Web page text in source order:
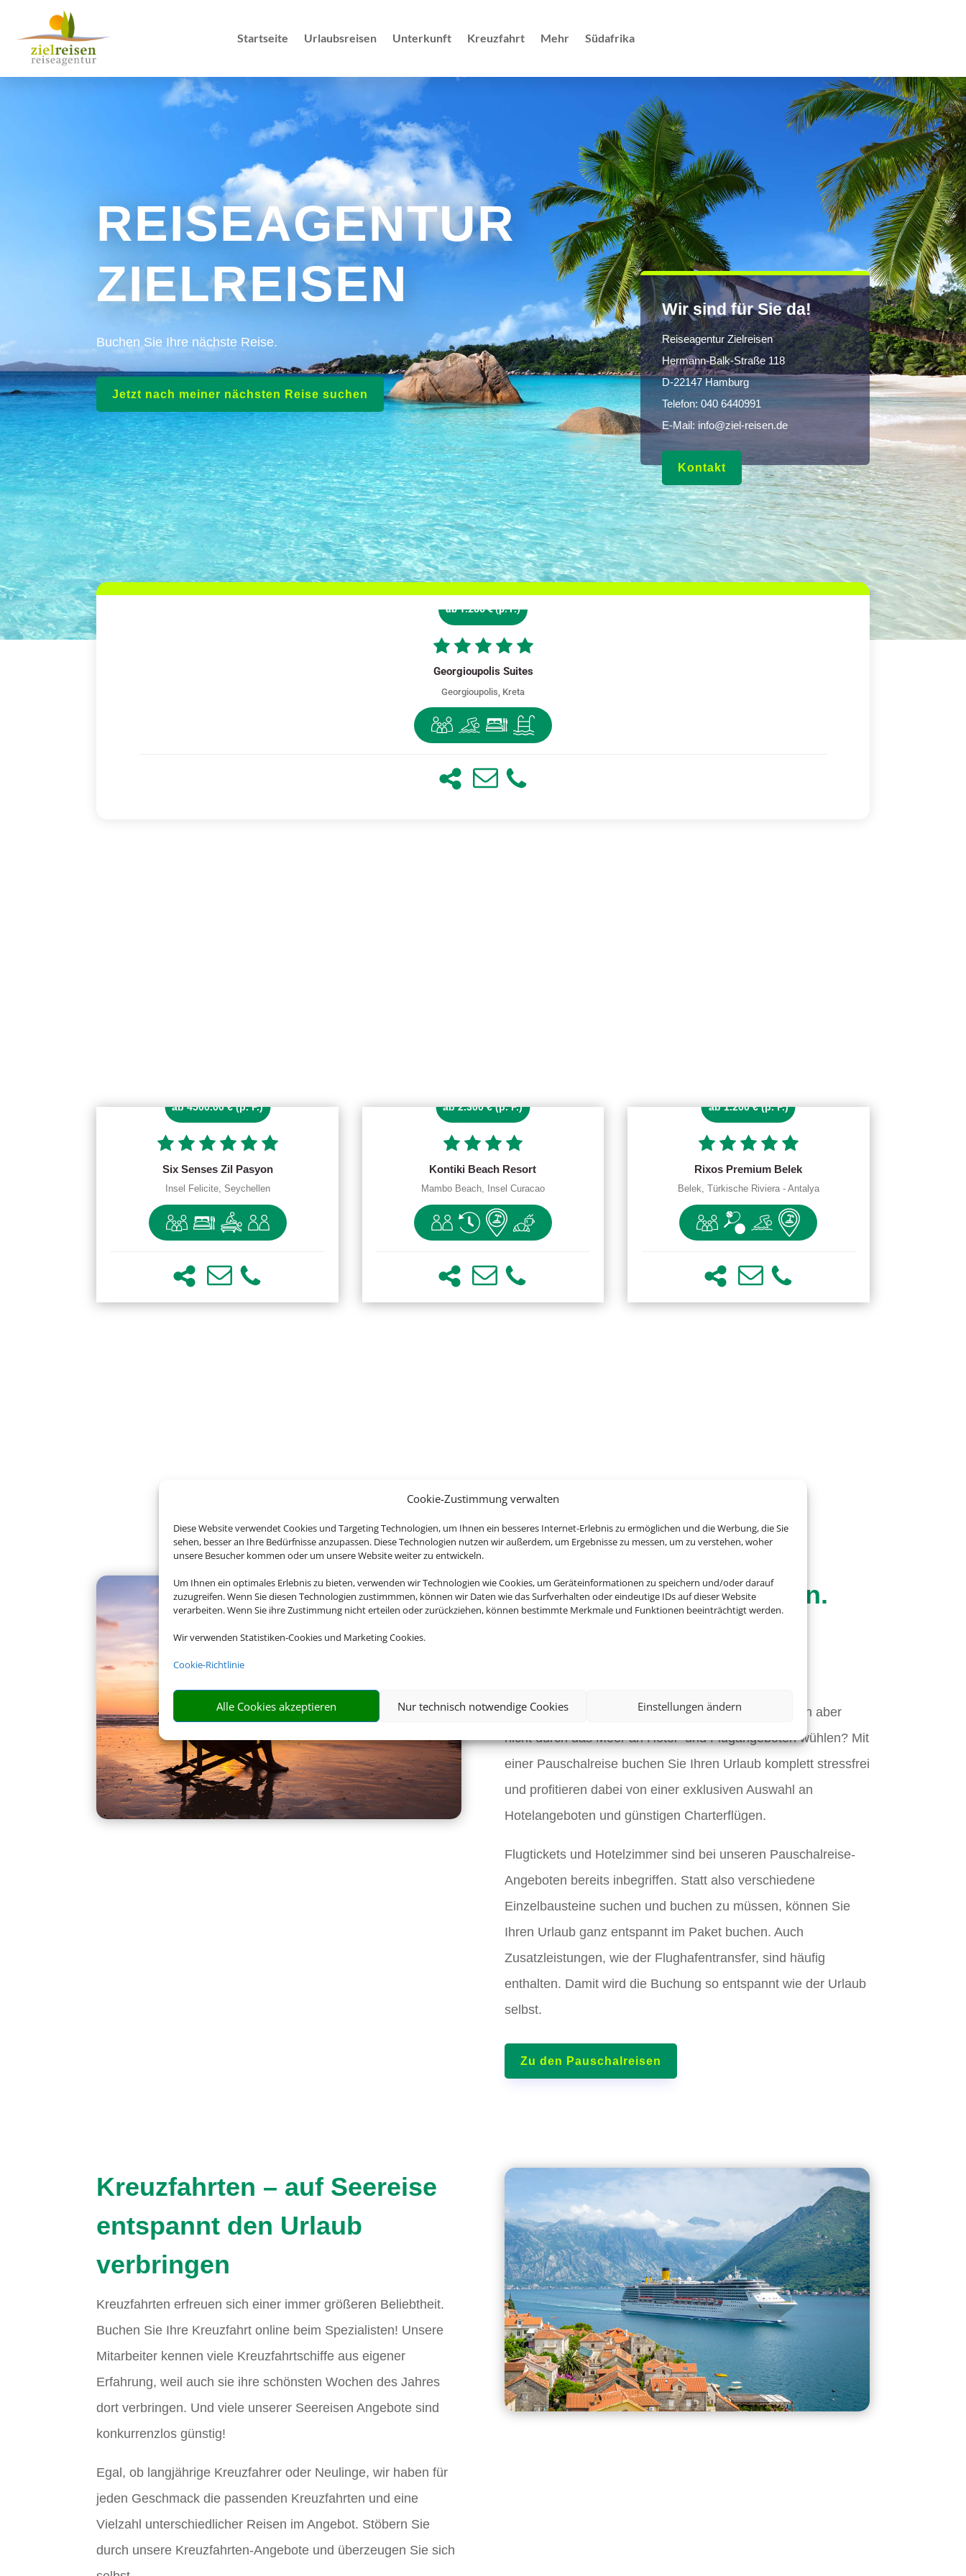
Cookie-Zustimmung verwalten
Diese Website verwendet Cookies und Targeting Technologien, um Ihnen ein besseres Internet-Erlebnis zu ermöglichen und die Werbung, die Sie
sehen, besser an Ihre Bedürfnisse anzupassen. Diese Technologien nutzen wir außerdem, um Ergebnisse zu messen, um zu verstehen, woher
unsere Besucher kommen oder um unsere Website weiter zu entwickeln.
Um Ihnen ein optimales Erlebnis zu bieten, verwenden wir Technologien wie Cookies, um Geräteinformationen zu speichern und/oder darauf
zuzugreifen. Wenn Sie diesen Technologien zustimmmen, können wir Daten wie das Surfverhalten oder eindeutige IDs auf dieser Website
verarbeiten. Wenn Sie ihre Zustimmung nicht erteilen oder zurückziehen, können bestimmte Merkmale und Funktionen beeinträchtigt werden.
Wir verwenden Statistiken-Cookies und Marketing Cookies.
Cookie-Richtlinie
Alle Cookies akzeptieren Nur technisch notwendige Cookies Einstellungen ändern
Startseite Urlaubsreisen Unterkunft Kreuzfahrt Mehr Südafrika
REISEAGENTUR
ZIELREISEN
Buchen Sie Ihre nächste Reise.
Jetzt nach meiner nächsten Reise suchen
Wir sind für Sie da!
Reiseagentur Zielreisen
Hermann-Balk-Straße 118
D-22147 Hamburg
Telefon: 040 6440991
E-Mail: info@ziel-reisen.de
Kontakt
ab 1.200 € (p. P.)
Georgioupolis Suites
Georgioupolis, Kreta
ab 4500.00 € (p. P.)
Six Senses Zil Pasyon
Insel Felicite, Seychellen
ab 2.300 € (p. P.)
Kontiki Beach Resort
Mambo Beach, Insel Curacao
ab 1.200 € (p. P.)
Rixos Premium Belek
Belek, Türkische Riviera - Antalya
Eine Buchung – alles drin.
Sie freuen sich bereits auf Ihren Urlaub, möchten sich aber
nicht durch das Meer an Hotel- und Flugangeboten wühlen? Mit
einer Pauschalreise buchen Sie Ihren Urlaub komplett stressfrei
und profitieren dabei von einer exklusiven Auswahl an
Hotelangeboten und günstigen Charterflügen.
Flugtickets und Hotelzimmer sind bei unseren Pauschalreise-
Angeboten bereits inbegriffen. Statt also verschiedene
Einzelbausteine suchen und buchen zu müssen, können Sie
Ihren Urlaub ganz entspannt im Paket buchen. Auch
Zusatzleistungen, wie der Flughafentransfer, sind häufig
enthalten. Damit wird die Buchung so entspannt wie der Urlaub
selbst.
Zu den Pauschalreisen
Kreuzfahrten – auf Seereise
entspannt den Urlaub
verbringen
Kreuzfahrten erfreuen sich einer immer größeren Beliebtheit.
Buchen Sie Ihre Kreuzfahrt online beim Spezialisten! Unsere
Mitarbeiter kennen viele Kreuzfahrtschiffe aus eigener
Erfahrung, weil auch sie ihre schönsten Wochen des Jahres
dort verbringen. Und viele unserer Seereisen Angebote sind
konkurrenzlos günstig!
Egal, ob langjährige Kreuzfahrer oder Neulinge, wir haben für
jeden Geschmack die passenden Kreuzfahrten und eine
Vielzahl unterschiedlicher Reisen im Angebot. Stöbern Sie
durch unsere Kreuzfahrten-Angebote und überzeugen Sie sich